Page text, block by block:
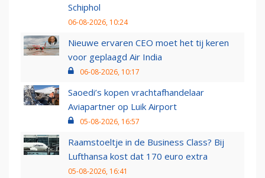
Schiphol
06-08-2026, 10:24
Nieuwe ervaren CEO moet het tij keren
voor geplaagd Air India
06-08-2026, 10:17
Saoedi’s kopen vrachtafhandelaar
Aviapartner op Luik Airport
05-08-2026, 16:57
Raamstoeltje in de Business Class? Bij
Lufthansa kost dat 170 euro extra
05-08-2026, 16:41